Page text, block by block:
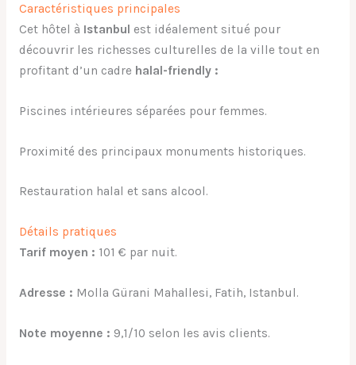
Caractéristiques principales
Cet hôtel à Istanbul est idéalement situé pour
découvrir les richesses culturelles de la ville tout en
profitant d’un cadre halal-friendly :
Piscines intérieures séparées pour femmes.
Proximité des principaux monuments historiques.
Restauration halal et sans alcool.
Détails pratiques
Tarif moyen : 101 € par nuit.
Adresse : Molla Gürani Mahallesi, Fatih, Istanbul.
Note moyenne : 9,1/10 selon les avis clients.